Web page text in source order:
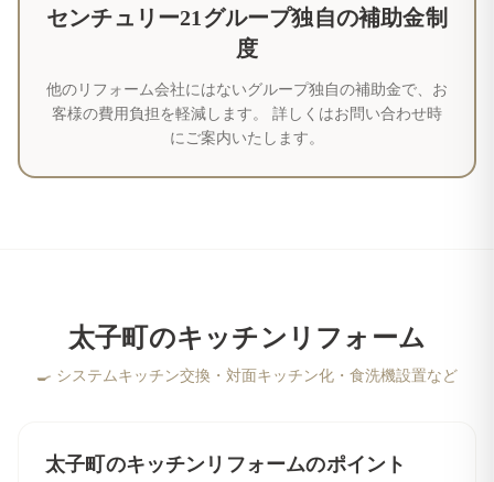
センチュリー21グループ独自の補助金制
度
他のリフォーム会社にはないグループ独自の補助金で、お
客様の費用負担を軽減します。 詳しくはお問い合わせ時
にご案内いたします。
太子町のキッチンリフォーム
🍳 システムキッチン交換・対面キッチン化・食洗機設置など
太子町 のキッチンリフォームのポイント